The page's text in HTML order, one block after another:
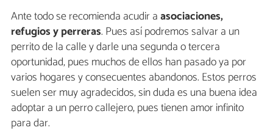
Ante todo se recomienda acudir aasociaciones,
refugios y perreras. Pues así podremos salvar a un
perrito de la calle y darle una segunda o tercera
oportunidad, pues muchos de ellos han pasado ya por
varios hogares y consecuentes abandonos. Estos perros
suelen ser muy agradecidos, sin duda es una buena idea
adoptar a un perro callejero, pues tienen amor infinito
para dar.